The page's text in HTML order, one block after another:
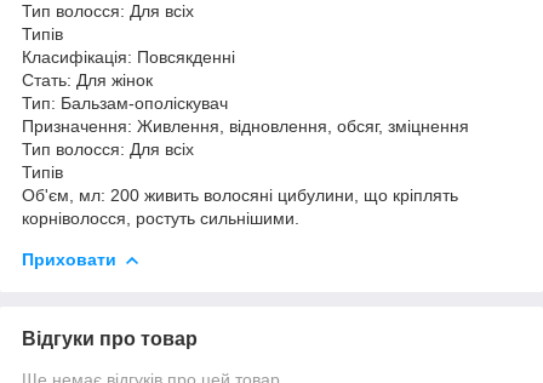
Тип волосся: Для всіх
Типів
Класифікація: Повсякденні
Стать: Для жінок
Тип: Бальзам-ополіскувач
Призначення: Живлення, відновлення, обсяг, зміцнення
Тип волосся: Для всіх
Типів
Об'єм, мл: 200 живить волосяні цибулини, що кріплять
корніволосся, ростуть сильнішими.
Приховати
Відгуки про товар
Ще немає відгуків про цей товар